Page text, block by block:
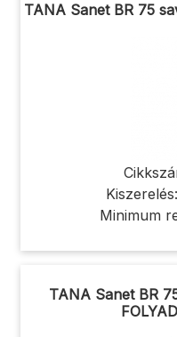
Minimum
TANA Sanet BR 75 RED 10l